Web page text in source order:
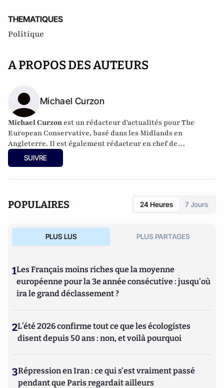
THEMATIQUES
Politique
A PROPOS DES AUTEURS
Michael Curzon
Michael Curzon est un rédacteur d'actualités pour The
European Conservative, basé dans les Midlands en
Angleterre. Il est également rédacteur en chef de
Bournbrook Magazine, qu'il a fondé en 2019, et a
précédemment écrit pour l'Express Online de Londres. Son
SUIVRE
POPULAIRES 24 Heures 7 Jours
PLUS LUS PLUS PARTAGES
1Les Français moins riches que la moyenne
européenne pour la 3e année consécutive : jusqu'où
ira le grand déclassement ?
2L’été 2026 confirme tout ce que les écologistes
disent depuis 50 ans : non, et voilà pourquoi
3Répression en Iran : ce qui s'est vraiment passé
pendant que Paris regardait ailleurs